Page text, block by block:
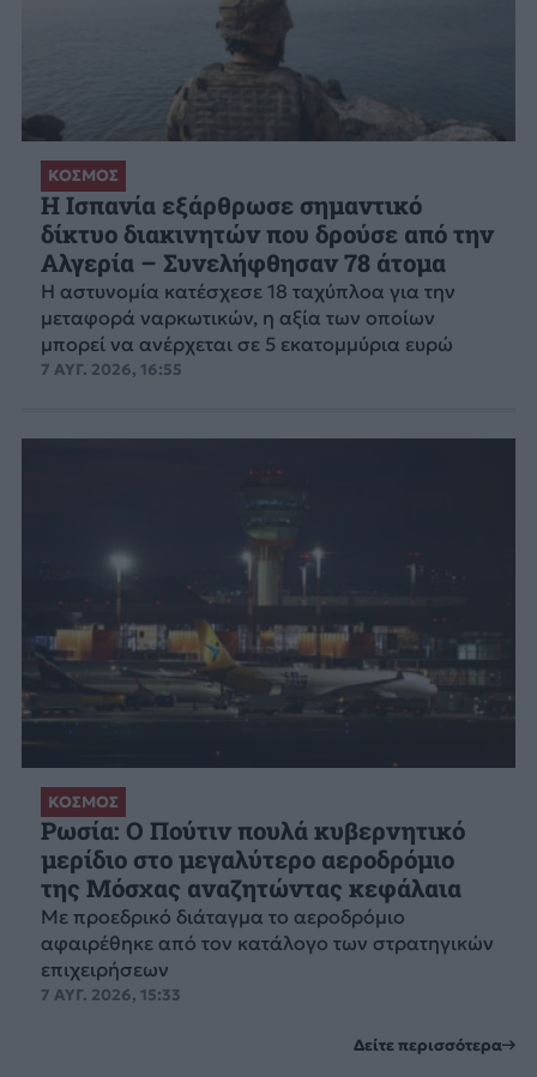
ΚΟΣΜΟΣ
Η Ισπανία εξάρθρωσε σημαντικό
δίκτυο διακινητών που δρούσε από την
Αλγερία – Συνελήφθησαν 78 άτομα
Η αστυνομία κατέσχεσε 18 ταχύπλοα για την
μεταφορά ναρκωτικών, η αξία των οποίων
μπορεί να ανέρχεται σε 5 εκατομμύρια ευρώ
7 ΑΥΓ. 2026, 16:55
ΚΟΣΜΟΣ
Ρωσία: Ο Πούτιν πουλά κυβερνητικό
μερίδιο στο μεγαλύτερο αεροδρόμιο
της Μόσχας αναζητώντας κεφάλαια
Με προεδρικό διάταγμα το αεροδρόμιο
αφαιρέθηκε από τον κατάλογο των στρατηγικών
επιχειρήσεων
7 ΑΥΓ. 2026, 15:33
Δείτε περισσότερα